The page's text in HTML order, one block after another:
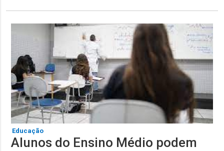
Educação
Alunos do Ensino Médio podem